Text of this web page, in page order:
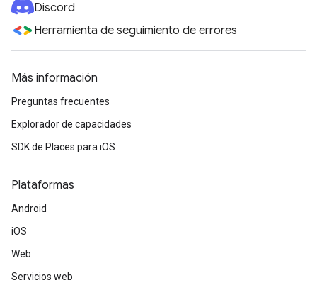
Discord
Herramienta de seguimiento de errores
Más información
Preguntas frecuentes
Explorador de capacidades
SDK de Places para iOS
Plataformas
Android
iOS
Web
Servicios web